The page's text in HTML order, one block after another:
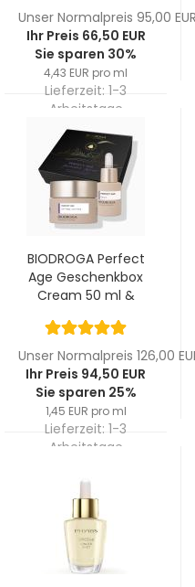
Unser Normalpreis 95,00
Ihr Preis 66,50 EUR
Sie sparen 30%
4,43 EUR pro ml
Lieferzeit: 1-3
Arbeitstage
BIODROGA Perfect
Age Geschenkbox
Cream 50 ml &
Unser Normalpreis 126,00
Ihr Preis 94,50 EUR
Sie sparen 25%
1,45 EUR pro ml
Lieferzeit: 1-3
Arbeitstage